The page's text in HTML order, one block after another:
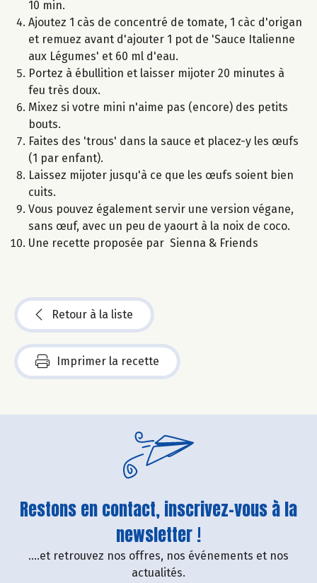
10 min.
Ajoutez 1 càs de concentré de tomate, 1 càc d'origan
et remuez avant d'ajouter 1 pot de 'Sauce Italienne
aux Légumes' et 60 ml d'eau.
Portez à ébullition et laisser mijoter 20 minutes à
feu très doux.
Mixez si votre mini n'aime pas (encore) des petits
bouts.
Faites des 'trous' dans la sauce et placez-y les œufs
(1 par enfant).
Laissez mijoter jusqu'à ce que les œufs soient bien
cuits.
Vous pouvez également servir une version végane,
sans œuf, avec un peu de yaourt à la noix de coco.
Une recette proposée par Sienna & Friends
Retour à la liste
Imprimer la recette
Restons en contact, inscrivez-vous à la
newsletter !
....et retrouvez nos offres, nos événements et nos
actualités.